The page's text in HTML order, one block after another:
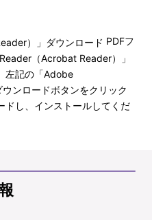
PDFフ
（Acrobat Reader）」
左記の「Adobe
ンロードボタンをクリック
ドし、インストールしてくだ